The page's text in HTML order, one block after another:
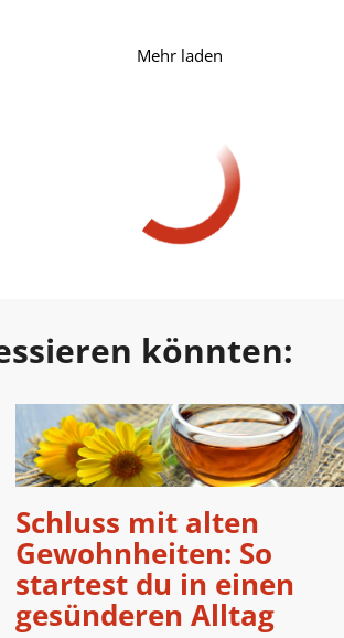
Mehr laden
könnten:
Schluss mit alten
Gewohnheiten: So
startest du in einen
gesünderen Alltag